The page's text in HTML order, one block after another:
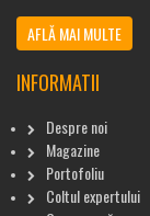
AFLĂ MAI MULTE
INFORMATII
Despre noi
Magazine
Portofoliu
Coltul expertului